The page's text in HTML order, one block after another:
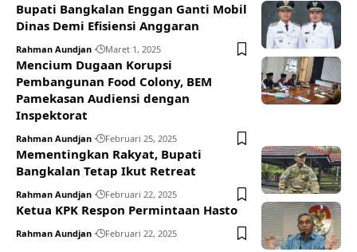
Bupati Bangkalan Enggan Ganti Mobil
Dinas Demi Efisiensi Anggaran
Rahman Aundjan Maret 1, 2025
Mencium Dugaan Korupsi
Pembangunan Food Colony, BEM
Pamekasan Audiensi dengan
Inspektorat
Rahman Aundjan Februari 25, 2025
Mementingkan Rakyat, Bupati
Bangkalan Tetap Ikut Retreat
Rahman Aundjan Februari 22, 2025
Ketua KPK Respon Permintaan Hasto
Rahman Aundjan Februari 22, 2025